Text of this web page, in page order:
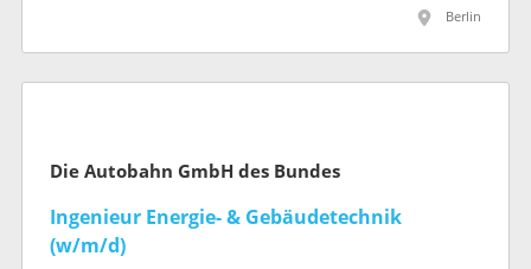
Berlin
Die Autobahn GmbH des Bundes
Ingenieur Energie- & Gebäudetechnik
(w/m/d)